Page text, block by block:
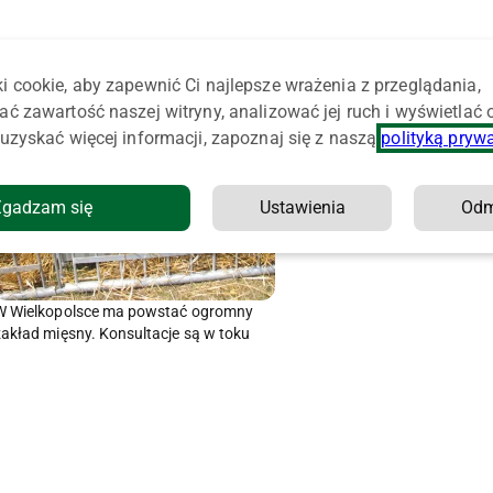
Wielkopolsce ma powstać ogromny
mięsny. Konsultacje są w toku
cookie, aby zapewnić Ci najlepsze wrażenia z przeglądania,
zawartość naszej witryny, analizować jej ruch i wyświetlać
więcej informacji, zapoznaj się z naszą polityką
się Ustawienia